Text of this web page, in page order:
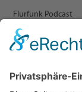
Flurfunk Podcast
Presse